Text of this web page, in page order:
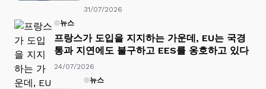
31/07/2026
뉴스
프랑스가 도입을 지지하는 가운데, EU는 국경
통과 지연에도 불구하고 EES를 옹호하고 있다
24/07/2026
뉴스